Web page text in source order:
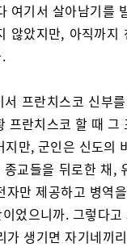
여기서 살아남기를
않았지만, 아직까지
프란치스코 신부
프란치스코 할 때 그
만, 군인은 신도의
교들을 뒤로한 채,
만 제공하고 병역
었으니까. 그렇다
가 생기면 자기네끼